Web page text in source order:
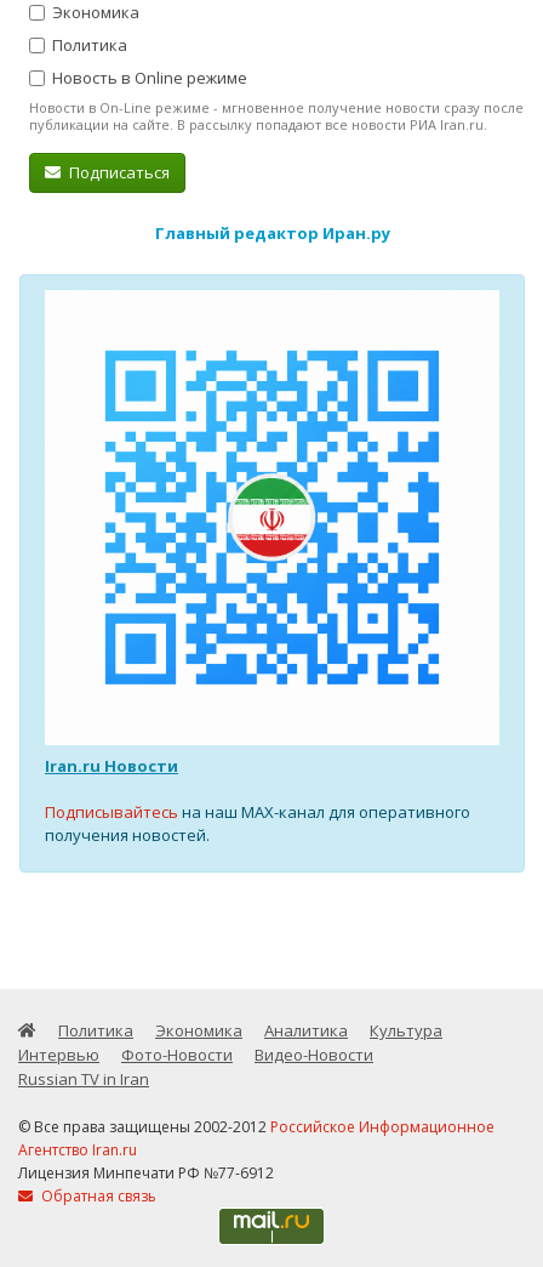
Экономика
Политика
Новость в Online режиме
Новости в On-Line режиме - мгновенное получение новости сразу после
публикации на сайте. В рассылку попадают все новости РИА Iran.ru.
Подписаться
Главный редактор Иран.ру
Iran.ru Новости
Подписывайтесь на наш MAX-канал для оперативного
получения новостей.
Политика Экономика Аналитика
Культура
Интервью
Фото-Новости
Видео-Новости
Russian TV in Iran
© Все права защищены 2002-2012 Российское Информационное
Агентство Iran.ru
Лицензия Минпечати РФ №77-6912
Обратная связь